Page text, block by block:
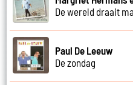
De wereld draait
Paul De Leeuw
De zondag